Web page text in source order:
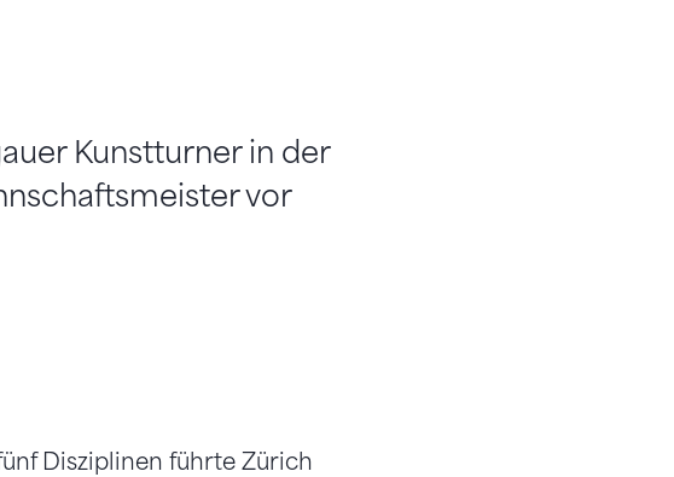
Kunstturner in der
vor
Disziplinen führte Zürich